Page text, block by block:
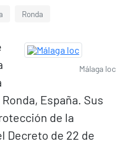
Ronda
Málaga loc
España. Sus
de la
Decreto de 22 de